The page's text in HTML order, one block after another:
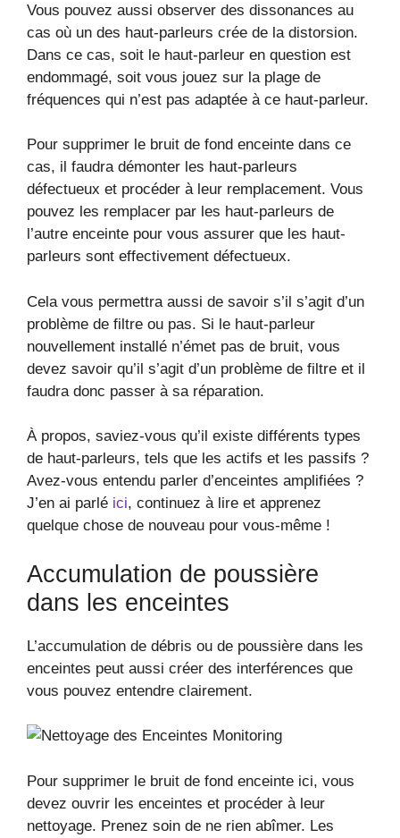
Vous pouvez aussi observer des dissonances au
cas où un des haut-parleurs crée de la distorsion.
Dans ce cas, soit le haut-parleur en question est
endommagé, soit vous jouez sur la plage de
fréquences qui n’est pas adaptée à ce haut-parleur.
Pour supprimer le bruit de fond enceinte dans ce
cas, il faudra démonter les haut-parleurs
défectueux et procéder à leur remplacement. Vous
pouvez les remplacer par les haut-parleurs de
l’autre enceinte pour vous assurer que les haut-
parleurs sont effectivement défectueux.
Cela vous permettra aussi de savoir s’il s’agit d’un
problème de filtre ou pas. Si le haut-parleur
nouvellement installé n’émet pas de bruit, vous
devez savoir qu’il s’agit d’un problème de filtre et il
faudra donc passer à sa réparation.
À propos, saviez-vous qu’il existe différents types
de haut-parleurs, tels que les actifs et les passifs ?
Avez-vous entendu parler d’enceintes amplifiées ?
J’en ai parlé ici, continuez à lire et apprenez
quelque chose de nouveau pour vous-même !
Accumulation de poussière
dans les enceintes
L’accumulation de débris ou de poussière dans les
enceintes peut aussi créer des interférences que
vous pouvez entendre clairement.
Pour supprimer le bruit de fond enceinte ici, vous
devez ouvrir les enceintes et procéder à leur
nettoyage. Prenez soin de ne rien abîmer. Les